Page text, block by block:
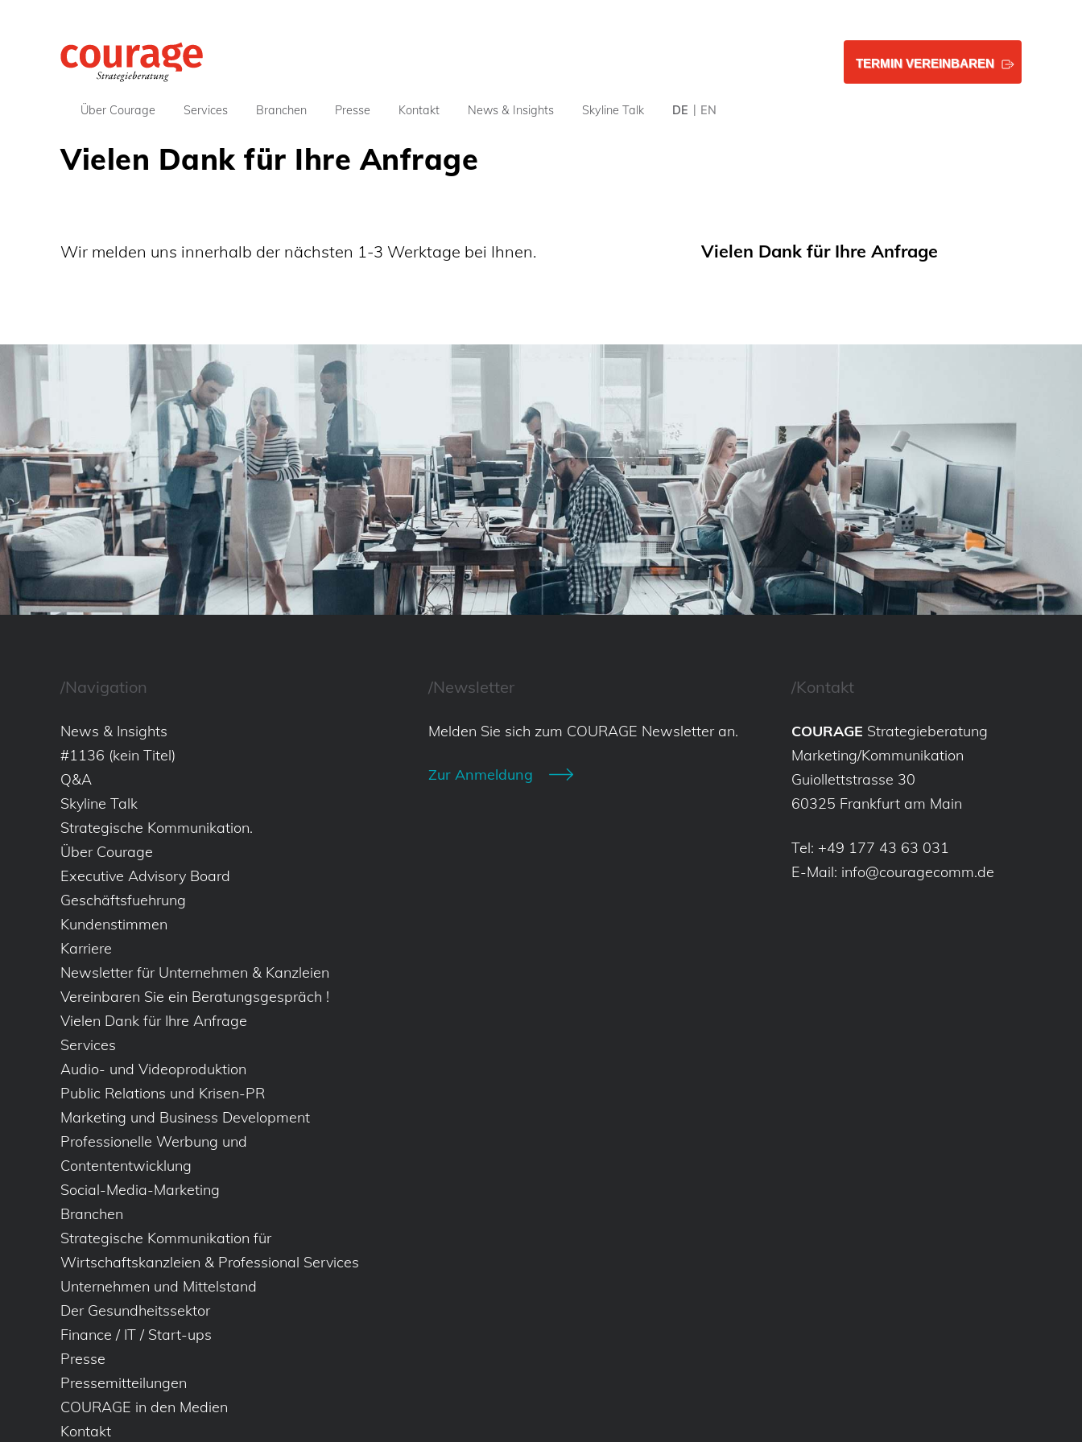
TERMIN VEREINBAREN
Über Courage Services Branchen Presse Kontakt News & Insights Skyline Talk DE EN
Vielen Dank für Ihre Anfrage
Wir melden uns innerhalb der nächsten 1-3 Werktage bei Ihnen. Vielen Dank für Ihre Anfrage
/Navigation
News & Insights
#1136 (kein Titel)
Q&A
Skyline Talk
Strategische Kommunikation.
Über Courage
Executive Advisory Board
Geschäftsfuehrung
Kundenstimmen
Karriere
Newsletter für Unternehmen & Kanzleien
Vereinbaren Sie ein Beratungsgespräch !
Vielen Dank für Ihre Anfrage
Services
Audio- und Videoproduktion
Public Relations und Krisen-PR
Marketing und Business Development
Professionelle Werbung und
Contententwicklung
Social-Media-Marketing
Branchen
Strategische Kommunikation für
Wirtschaftskanzleien & Professional Services
Unternehmen und Mittelstand
Der Gesundheitssektor
Finance / IT / Start-ups
Presse
Pressemitteilungen
COURAGE in den Medien
Kontakt
/Newsletter
Melden Sie sich zum COURAGE Newsletter an.
Zur Anmeldung
/Kontakt
COURAGE Strategieberatung
Marketing/Kommunikation
Guiollettstrasse 30
60325 Frankfurt am Main
Tel: +49 177 43 63 031
E-Mail: info@couragecomm.de